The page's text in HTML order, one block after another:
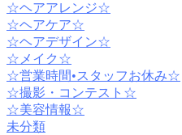
☆ヘアアレンジ☆
☆ヘアケア☆
☆ヘアデザイン☆
☆メイク☆
☆営業時間•スタッフお休み☆
☆撮影・コンテスト☆
☆美容情報☆
未分類